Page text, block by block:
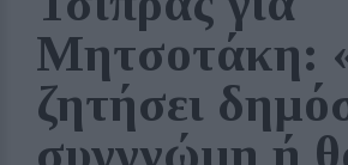
Μητσοτάκη:
ζητήσει